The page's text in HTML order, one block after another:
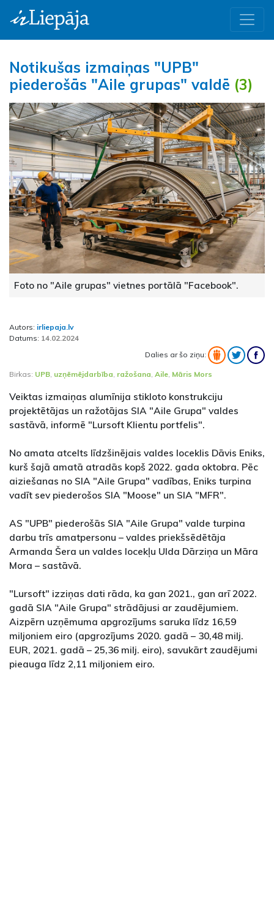
Notikušas izmaiņas "UPB"
piederošās "Aile grupas" valdē (3)
Foto no "Aile grupas" vietnes portālā "Facebook".
Autors: irliepaja.lv
Datums: 14.02.2024
Dalies ar šo ziņu:
Birkas: UPB, uzņēmējdarbība, ražošana, Aile, Māris Mors
Veiktas izmaiņas alumīnija stikloto konstrukciju
projektētājas un ražotājas SIA "Aile Grupa" valdes
sastāvā, informē "Lursoft Klientu portfelis".
No amata atcelts līdzšinējais valdes loceklis Dāvis Eniks,
kurš šajā amatā atradās kopš 2022. gada oktobra. Pēc
aiziešanas no SIA "Aile Grupa" vadības, Eniks turpina
vadīt sev piederošos SIA "Moose" un SIA "MFR".
AS "UPB" piederošās SIA "Aile Grupa" valde turpina
darbu trīs amatpersonu – valdes priekšsēdētāja
Armanda Šera un valdes locekļu Ulda Dārziņa un Māra
Mora – sastāvā.
"Lursoft" izziņas dati rāda, ka gan 2021., gan arī 2022.
gadā SIA "Aile Grupa" strādājusi ar zaudējumiem.
Aizpērn uzņēmuma apgrozījums saruka līdz 16,59
miljoniem eiro (apgrozījums 2020. gadā – 30,48 milj.
EUR, 2021. gadā – 25,36 milj. eiro), savukārt zaudējumi
pieauga līdz 2,11 miljoniem eiro.